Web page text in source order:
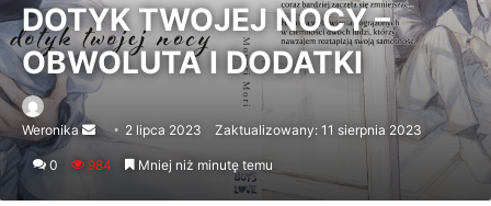
DOTYK TWOJEJ NOCY –
OBWOLUTA I DODATKI
Weronika
Send
an
2 lipca 2023 Zaktualizowany: 11 sierpnia 2023
0 984 Mniej niż minutę temu